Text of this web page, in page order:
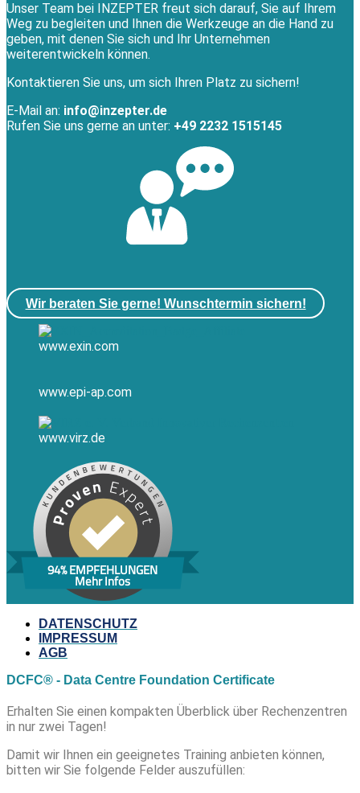
Unser Team bei INZEPTER freut sich darauf, Sie auf Ihrem
Weg zu begleiten und Ihnen die Werkzeuge an die Hand zu
geben, mit denen Sie sich und Ihr Unternehmen
weiterentwickeln können.
Kontaktieren Sie uns, um sich Ihren Platz zu sichern!
E-Mail an: info@inzepter.de
Rufen Sie uns gerne an unter: +49 2232 1515145
Wir beraten Sie gerne! Wunschtermin sichern!
www.exin.com
www.epi-ap.com
www.virz.de
94% EMPFEHLUNGEN
Mehr Infos
DATENSCHUTZ
IMPRESSUM
AGB
DCFC® - Data Centre Foundation Certificate
Erhalten Sie einen kompakten Überblick über Rechenzentren
in nur zwei Tagen!
Damit wir Ihnen ein geeignetes Training anbieten können,
bitten wir Sie folgende Felder auszufüllen: